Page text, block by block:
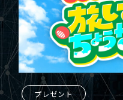
プレゼント